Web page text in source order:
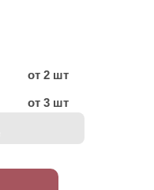
от 2 шт
от 3 шт